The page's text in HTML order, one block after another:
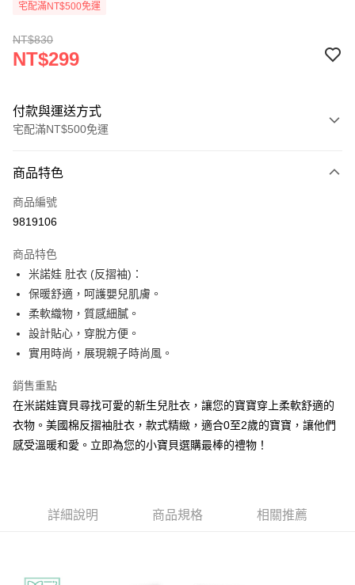
宅配滿NT$500免運
NT$830
NT$299
付款與運送方式
宅配滿NT$500免運
信用卡一次付款
LINE Pay
街口支付
悠遊付
ATM付款
宅配
每筆NT$80，滿NT$500(含以上)免運費
臺灣離島-金、馬、澎
商品特色
商品編號
9819106
商品特色
米諾娃 肚衣 (反摺袖)：
保暖舒適，呵護嬰兒肌膚。
柔軟織物，質感細膩。
設計貼心，穿脫方便。
實用時尚，展現親子時尚風。
銷售重點
在米諾娃寶貝尋找可愛的新生兒肚衣，讓您的寶寶穿上柔軟舒適的
衣物。美國棉反摺袖肚衣，款式精緻，適合0至2歲的寶寶，讓他們
感受溫暖和愛。立即為您的小寶貝選購最棒的禮物！
詳細說明 商品規格 相關推薦